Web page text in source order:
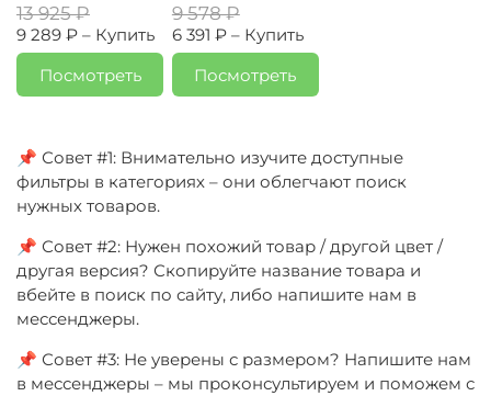
13 925 ₽
9 289 ₽ – Купить
Посмотреть
9 578 ₽
6 391 ₽ – Купить
Посмотреть
📌 Совет #1: Внимательно изучите доступные
фильтры в категориях – они облегчают поиск
нужных товаров.
📌 Совет #2: Нужен похожий товар / другой цвет /
другая версия? Скопируйте название товара и
вбейте в поиск по сайту, либо напишите нам в
мессенджеры.
📌 Совет #3: Не уверены с размером? Напишите нам
в мессенджеры – мы проконсультируем и поможем с